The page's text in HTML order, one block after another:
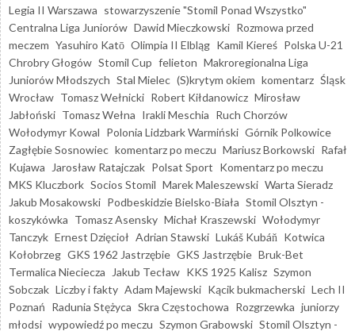
Legia II Warszawa stowarzyszenie "Stomil Ponad Wszystko"
Centralna Liga Juniorów Dawid Mieczkowski Rozmowa przed
meczem Yasuhiro Katō Olimpia II Elbląg Kamil Kiereś Polska U-21
Chrobry Głogów Stomil Cup felieton Makroregionalna Liga
Juniorów Młodszych Stal Mielec (S)krytym okiem komentarz Śląsk
Wrocław Tomasz Wełnicki Robert Kiłdanowicz Mirosław
Jabłoński Tomasz Wełna Irakli Meschia Ruch Chorzów
Wołodymyr Kowal Polonia Lidzbark Warmiński Górnik Polkowice
Zagłębie Sosnowiec komentarz po meczu Mariusz Borkowski Rafał
Kujawa
Jarosław Ratajczak Polsat Sport Komentarz po meczu
MKS Kluczbork Socios Stomil Marek Maleszewski Warta Sieradz
Jakub Mosakowski Podbeskidzie Bielsko-Biała Stomil Olsztyn -
koszykówka Tomasz Asensky Michał Kraszewski Wołodymyr
Tanczyk Ernest Dzięcioł Adrian Stawski Lukáš Kubáň Kotwica
Kołobrzeg GKS 1962 Jastrzębie GKS Jastrzębie Bruk-Bet
Termalica Nieciecza
Jakub Tecław KKS 1925 Kalisz Szymon
Sobczak Liczby i fakty Adam Majewski Kącik bukmacherski Lech II
Poznań Radunia Stężyca Skra Częstochowa Rozgrzewka juniorzy
młodsi wypowiedź po meczu Szymon Grabowski Stomil Olsztyn -